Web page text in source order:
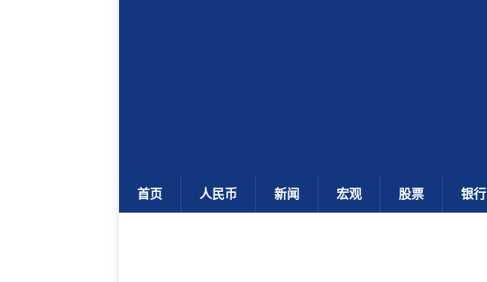
首页 人民币 新闻 宏观 股票 银行